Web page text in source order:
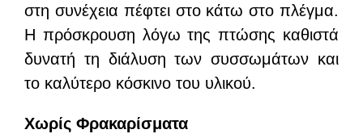
στη συνέχεια πέφτει στο κάτω στο πλέγμα.
Η πρόσκρουση λόγω της πτώσης καθιστά
δυνατή τη διάλυση των συσσωμάτων και
το καλύτερο κόσκινο του υλικού.
Χωρίς Φρακαρίσματα